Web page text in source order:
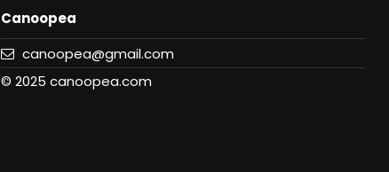
Canoopea
canoopea@gmail.com
© 2025 canoopea.com